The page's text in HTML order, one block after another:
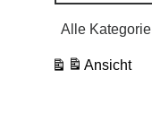
Alle
Ansicht
ausdrucken